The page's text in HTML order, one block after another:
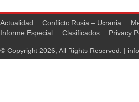
Actualidad Conflicto Rusia – Ucrania
Informe Especial
Clasificados Privacy
© Copyright 2026, All Rights Reserved. |